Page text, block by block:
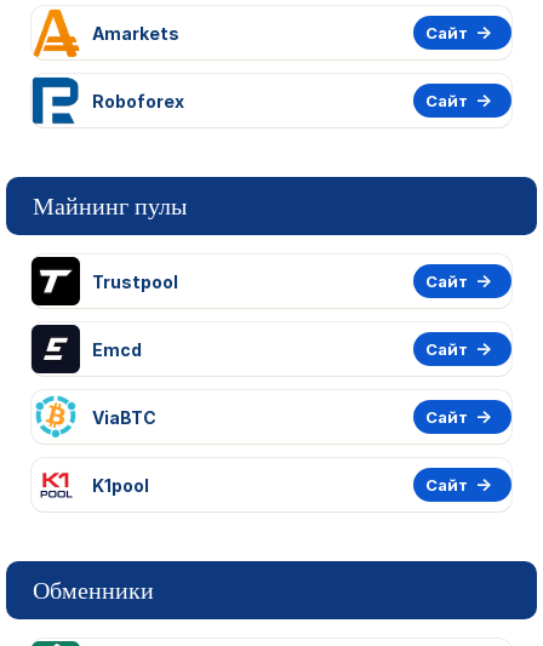
Amarkets Сайт
Roboforex Сайт
Майнинг пулы
Trustpool Сайт
Emcd Сайт
ViaBTC Сайт
K1pool Сайт
Обменники